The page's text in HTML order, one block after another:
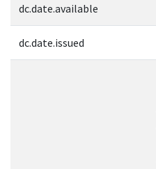
dc.date.available
dc.date.issued